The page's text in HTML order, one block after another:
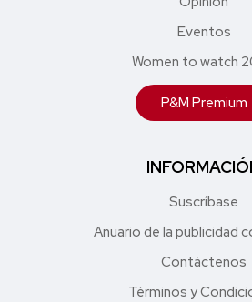
Eventos
Women to watch
P&M Premium
Suscríbase
Anuario de la publicidad
Contáctenos
Términos y